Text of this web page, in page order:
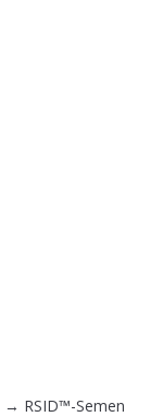
→ RSID™-Semen